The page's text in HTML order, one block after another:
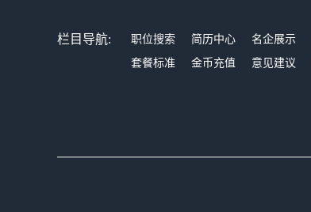
栏目导航: 职位搜索 简历中心 名企展示
套餐标准
金币充值 意见建议